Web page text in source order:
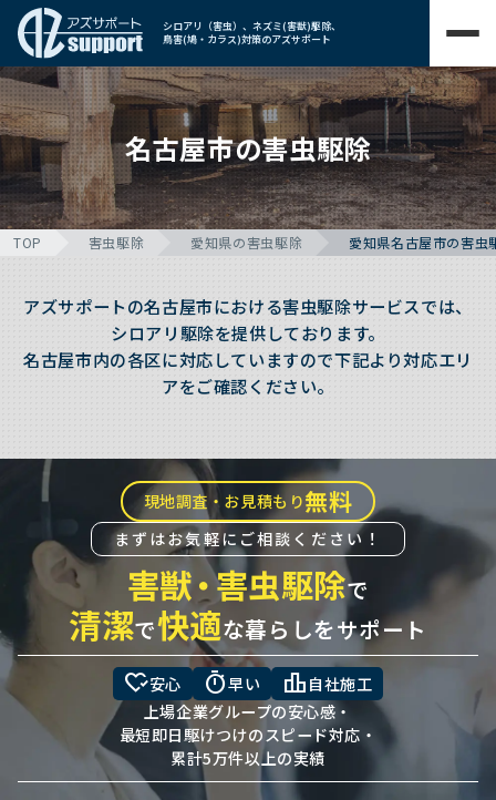
シロアリ（害虫）、ネズミ(害獣)駆除、
鳥害(鳩・カラス)対策のアズサポート
名古屋市の害虫駆除
TOP 害虫駆除 愛知県の害虫駆除 愛知県名古屋市の害虫
アズサポートの名古屋市における害虫駆除サービスでは、
シロアリ駆除を提供しております。
名古屋市内の各区に対応していますので下記より対応エリ
アをご確認ください。
現地調査・お見積もり無料
まずはお気軽にご相談ください！
害獣・害虫駆除で
清潔で快適な暮らしをサポート
heart_check安心 timer早い leaderboard 自社施工
上場企業グループの安心感・
最短即日駆けつけのスピード対応・
累計5万件以上の実績